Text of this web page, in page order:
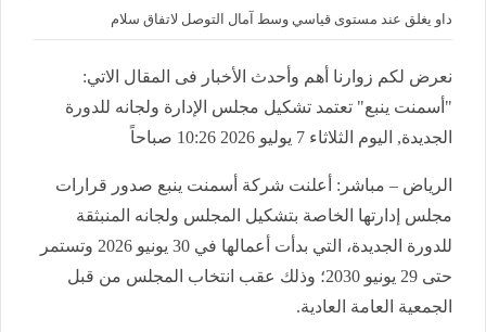
داو يغلق عند مستوى قياسي وسط آمال التوصل لاتفاق سلام
نعرض لكم زوارنا أهم وأحدث الأخبار فى المقال الاتي:
"أسمنت ينبع" تعتمد تشكيل مجلس الإدارة ولجانه للدورة
الجديدة, اليوم الثلاثاء 7 يوليو 2026 10:26 صباحاً
الرياض – مباشر: أعلنت شركة أسمنت ينبع صدور قرارات
مجلس إدارتها الخاصة بتشكيل المجلس ولجانه المنبثقة
للدورة الجديدة، التي بدأت أعمالها في 30 يونيو 2026 وتستمر
حتى 29 يونيو 2030؛ وذلك عقب انتخاب المجلس من قبل
الجمعية العامة العادية.